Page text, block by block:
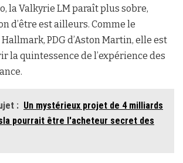
la Valkyrie LM paraît plus sobre,
d’être est ailleurs. Comme le
PDG d’Aston Martin, elle est
la quintessence de l’expérience des
: Un mystérieux projet de 4 milliards
pourrait être l'acheteur secret des